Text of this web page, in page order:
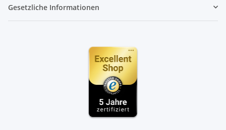
Gesetzliche Informationen